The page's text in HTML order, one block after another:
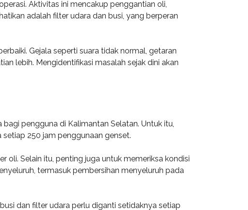
Aktivitas ini mencakup penggantian oli,
adalah filter udara dan busi, yang berperan
Gejala seperti suara tidak normal, getaran
lebih. Mengidentifikasi masalah sejak dini akan
pengguna di Kalimantan Selatan. Untuk itu,
250 jam penggunaan genset.
oli. Selain itu, penting juga untuk memeriksa kondisi
termasuk pembersihan menyeluruh pada
dan filter udara perlu diganti setidaknya setiap